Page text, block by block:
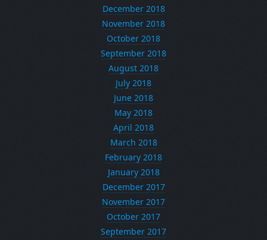
December 2018
November 2018
October 2018
September 2018
August 2018
July 2018
June 2018
May 2018
April 2018
March 2018
February 2018
January 2018
December 2017
November 2017
October 2017
September 2017